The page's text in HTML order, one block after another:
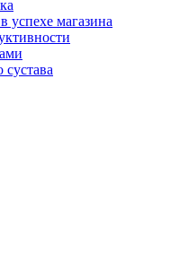
успехе магазина